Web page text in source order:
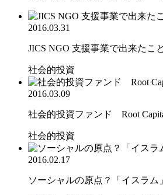
2016.03.31
JICS NGO 支援事業で出来たこと
社会的投資
2016.03.09
社会的投資ファンド Root
社会的投資
2016.02.17
ソーシャルの原点？「イスラム